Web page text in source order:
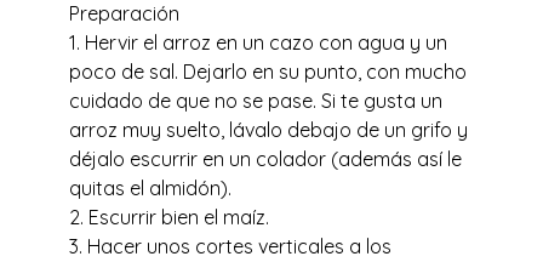
Preparación
1. Hervir el arroz en un cazo con agua y un
poco de sal. Dejarlo en su punto, con mucho
cuidado de que no se pase. Si te gusta un
arroz muy suelto, lávalo debajo de un grifo y
déjalo escurrir en un colador (además así le
quitas el almidón).
2. Escurrir bien el maíz.
3. Hacer unos cortes verticales a los